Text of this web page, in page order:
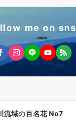
me on sns
流域の百名花 No7